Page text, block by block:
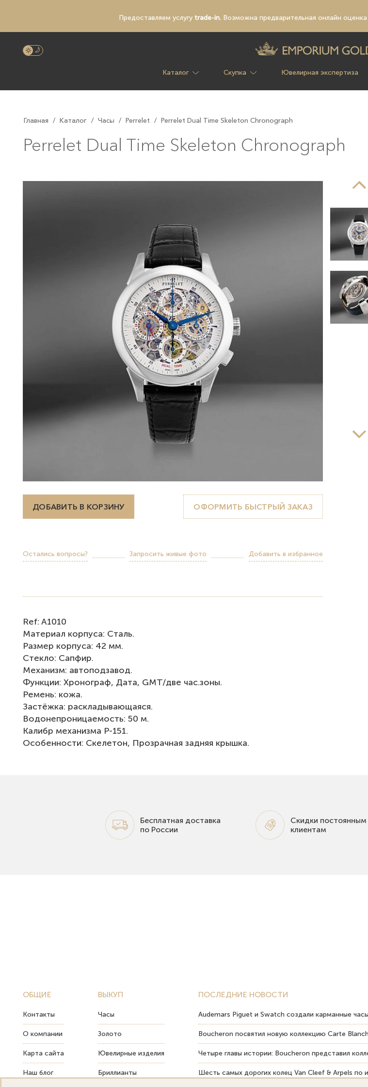
Предоставляем услугу trade-in.Возможна предварительная онлайн
Каталог Скупка Ювелирная экспертиза
Главная / Каталог / Часы / Perrelet / Perrelet Dual Time Skeleton Chronograph
Perrelet Dual Time Skeleton Chronograph
ДОБАВИТЬ В КОРЗИНУ ОФОРМИТЬ БЫСТРЫЙ ЗАКАЗ
Остались вопросы? Запросить живые фото Добавить в избранное
Ref: A1010
Материал корпуса: Сталь.
Размер корпуса: 42 мм.
Стекло: Сапфир.
Механизм: автоподзавод.
Функции: Хронограф, Дата, GMT/две час.зоны.
Ремень: кожа.
Застёжка: раскладывающаяся.
Водонепроницаемость: 50 м.
Калибр механизма Р-151.
Особенности: Скелетон, Прозрачная задняя крышка.
Бесплатная доставка
по России
Скидки постоянным
клиентам
ОБЩИЕ
Контакты
О компании
Карта сайта
Наш блог
ВЫКУП
Часы
Золото
Ювелирные изделия
Бриллианты
ПОСЛЕДНИЕ НОВОСТИ
Audemars Piguet и Swatch создали карманные
Boucheron посвятил новую коллекцию Carte
Четыре главы истории: Boucheron представил
Шесть самых дорогих колец Van Cleef & Arpels по